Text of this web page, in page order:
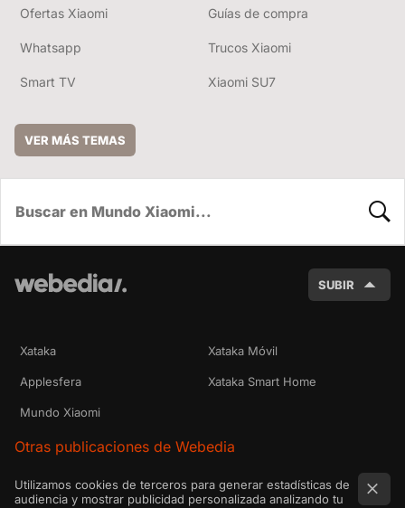
Ofertas Xiaomi Guías de compra
Whatsapp Trucos Xiaomi
Smart TV Xiaomi SU7
VER MÁS TEMAS
SUBIR
Xataka Xataka Móvil
Applesfera Xataka Smart Home
Mundo Xiaomi
Otras publicaciones de Webedia
Utilizamos cookies de terceros para generar estadísticas de
audiencia y mostrar publicidad personalizada analizando tu